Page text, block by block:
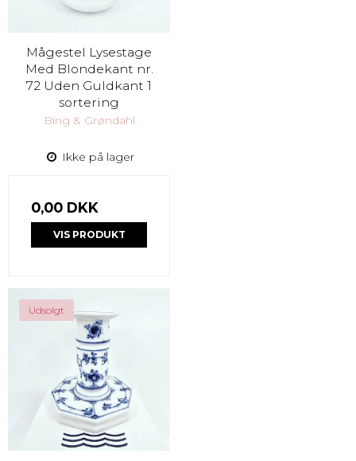
Mågestel Lysestage
Med Blondekant nr.
72 Uden Guldkant 1
sortering
Bing & Grøndahl
Ikke på lager
0,00 DKK
VIS PRODUKT
Udsolgt